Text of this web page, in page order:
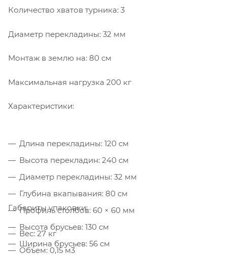
Количество хватов турника: 3
Диаметр перекладины: 32 мм
Монтаж в землю на: 80 см
Максимальная нагрузка 200 кг
Характеристики:
Длина перекладины: 120 см
Высота перекладин: 240 см
Диаметр перекладины: 32 мм
Глубина вкапывания: 80 см
Профиль столбов: 60 × 60 мм
Высота брусьев: 130 см
Ширина брусьев: 56 см
Габариты упаковки:
Вес: 27 кг
Объем: 0,15 м3